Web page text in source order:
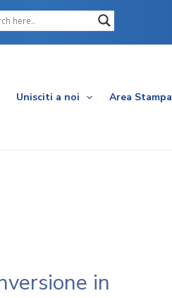
Unisciti a noi Area Stampa
in